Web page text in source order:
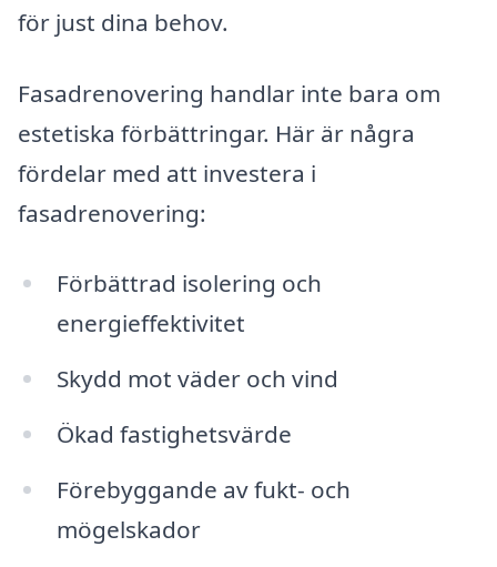
för just dina behov.
Fasadrenovering handlar inte bara om
estetiska förbättringar. Här är några
fördelar med att investera i
fasadrenovering:
Förbättrad isolering och
energieffektivitet
Skydd mot väder och vind
Ökad fastighetsvärde
Förebyggande av fukt- och
mögelskador